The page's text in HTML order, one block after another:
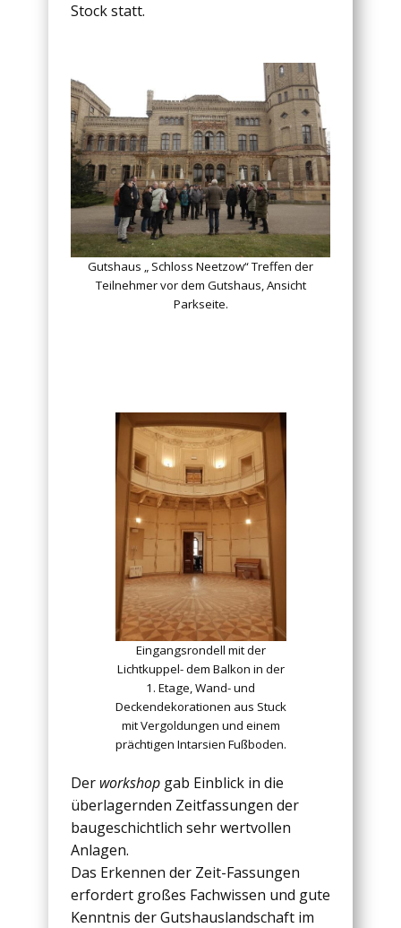
Stock statt.
Gutshaus „ Schloss Neetzow“ Treffen der
Teilnehmer vor dem Gutshaus, Ansicht
Parkseite.
Eingangsrondell mit der
Lichtkuppel- dem Balkon in der
1. Etage, Wand- und
Deckendekorationen aus Stuck
mit Vergoldungen und einem
prächtigen Intarsien Fußboden.
Der workshop gab Einblick in die
überlagernden Zeitfassungen der
baugeschichtlich sehr wertvollen
Anlagen.
Das Erkennen der Zeit-Fassungen
erfordert großes Fachwissen und gute
Kenntnis der Gutshauslandschaft im